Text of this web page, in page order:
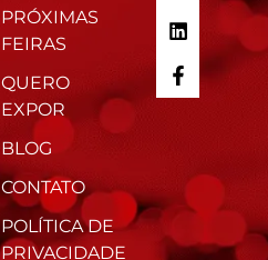
PRÓXIMAS
FEIRAS
QUERO
EXPOR
BLOG
CONTATO
POLÍTICA DE
PRIVACIDADE